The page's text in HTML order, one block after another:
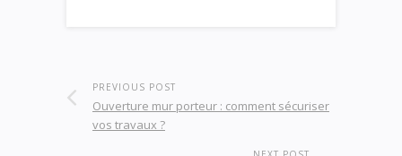
PREVIOUS POST
Ouverture mur porteur : comment sécuriser
vos travaux ?